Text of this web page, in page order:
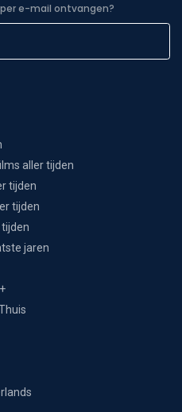
e-mail ontvangen?
aller tijden
tijden
tijden
jaren